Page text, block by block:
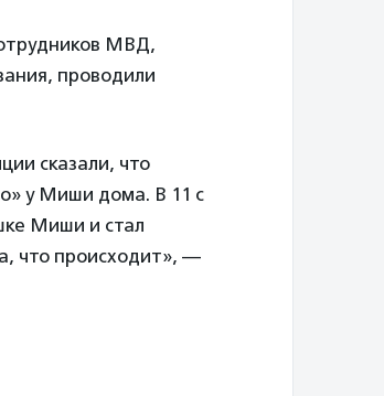
МВД,
проводили
сказали, что
у Миши дома. В 11 с
Миши и стал
что происходит», —